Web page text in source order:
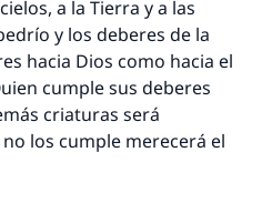
a la Tierra y a las
y los deberes de la
hacia Dios como hacia el
cumple sus deberes
criaturas será
los cumple merecerá el